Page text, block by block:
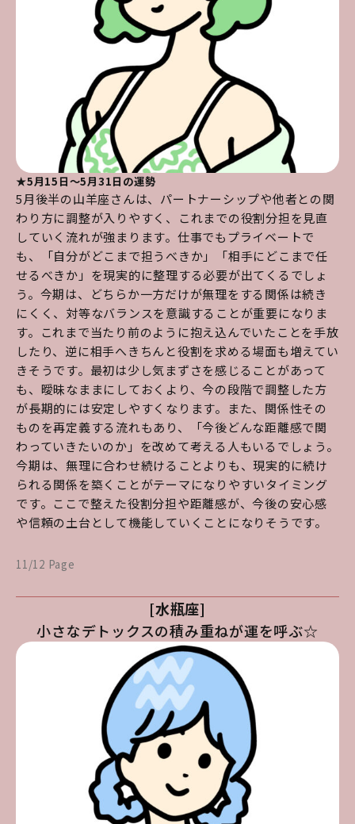
★5月15日～5月31日の運勢
5月後半の山羊座さんは、パートナーシップや他者との関
わり方に調整が入りやすく、これまでの役割分担を見直
していく流れが強まります。仕事でもプライベートで
も、「自分がどこまで担うべきか」「相手にどこまで任
せるべきか」を現実的に整理する必要が出てくるでしょ
う。今期は、どちらか一方だけが無理をする関係は続き
にくく、対等なバランスを意識することが重要になりま
す。これまで当たり前のように抱え込んでいたことを手放
したり、逆に相手へきちんと役割を求める場面も増えてい
きそうです。最初は少し気まずさを感じることがあって
も、曖昧なままにしておくより、今の段階で調整した方
が長期的には安定しやすくなります。また、関係性その
ものを再定義する流れもあり、「今後どんな距離感で関
わっていきたいのか」を改めて考える人もいるでしょう。
今期は、無理に合わせ続けることよりも、現実的に続け
られる関係を築くことがテーマになりやすいタイミング
です。ここで整えた役割分担や距離感が、今後の安心感
や信頼の土台として機能していくことになりそうです。
11/12 Page
[水瓶座]
小さなデトックスの積み重ねが運を呼ぶ☆